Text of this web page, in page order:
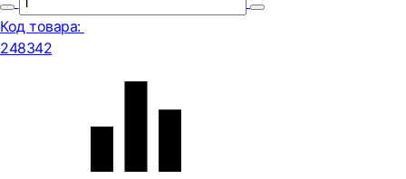
Код товара:
248342